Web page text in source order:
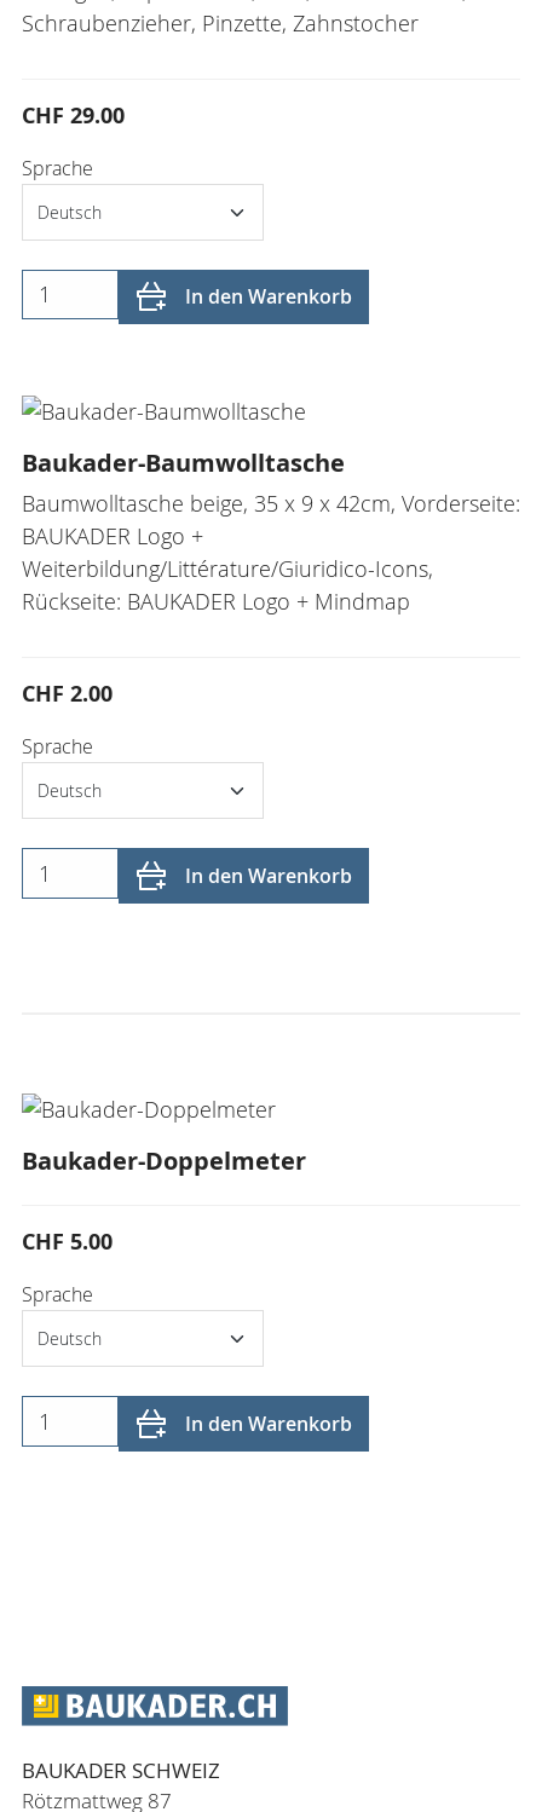
Schraubenzieher, Pinzette, Zahnstocher
CHF 29.00
Sprache
In den Warenkorb
Baukader-Baumwolltasche
Baumwolltasche beige, 35 x 9 x 42cm, Vorderseite:
BAUKADER Logo +
Weiterbildung/Littérature/Giuridico-Icons,
Rückseite: BAUKADER Logo + Mindmap
CHF 2.00
Sprache
In den Warenkorb
Baukader-Doppelmeter
CHF 5.00
Sprache
In den Warenkorb
BAUKADER SCHWEIZ
Rötzmattweg 87